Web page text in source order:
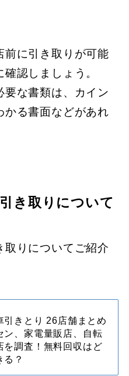
前に引き取りが可能
認しましょう。
要な書類は、​​カイン
かる書面などがあれ
き取りについて
取りについてご紹介
引きとり 26店舗まとめ
ン、家電量販店、自転
を調査！無料回収はど
る？